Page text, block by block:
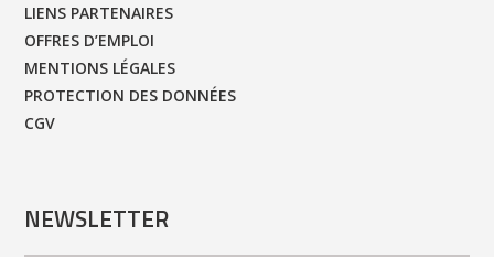
LIENS PARTENAIRES
OFFRES D’EMPLOI
MENTIONS LÉGALES
PROTECTION DES DONNÉES
CGV
NEWSLETTER